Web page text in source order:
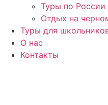
Туры по России
Отдых на
Туры для
О нас
Контакты